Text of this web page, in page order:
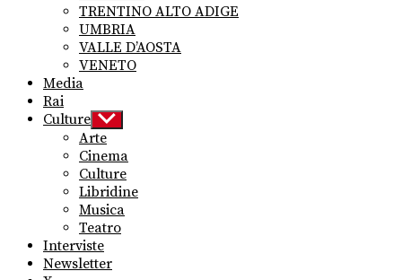
TRENTINO ALTO ADIGE
UMBRIA
VALLE D’AOSTA
VENETO
Media
Rai
Culture Show
sub
menu
Arte
Cinema
Culture
Libridine
Musica
Teatro
Interviste
Newsletter